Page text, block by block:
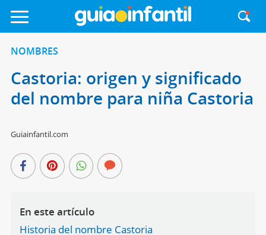
NOMBRES
Castoria: origen y significado
del nombre para niña Castoria
Guiainfantil.com
En este artículo
Historia del nombre Castoria